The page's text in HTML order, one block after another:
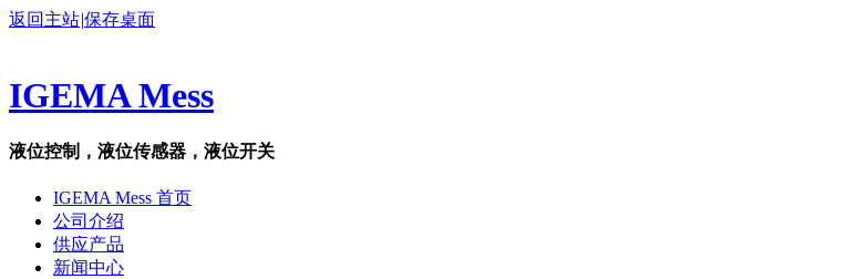
返回主站|保存桌面
IGEMA Mess
液位控制，液位传感器，液位开关
IGEMA Mess 首页
公司介绍
供应产品
新闻中心